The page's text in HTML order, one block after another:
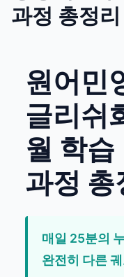
과정 총정리
원어민
글리쉬
월 학
과정 총
매일 25분의
완전히 다른